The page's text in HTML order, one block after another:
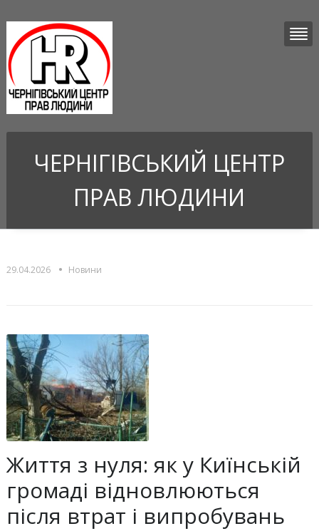
ЧЕРНІГІВСЬКИЙ ЦЕНТР
ПРАВ ЛЮДИНИ
29.04.2026 • Новини
Життя з нуля: як у Киїнській
громаді відновлюються
після втрат і випробувань